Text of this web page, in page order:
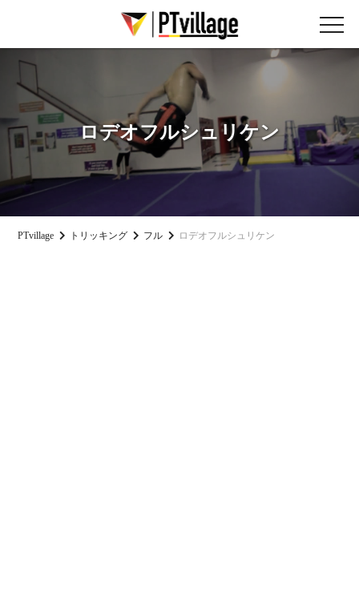
ロデオフルシュリケン
PTvillage トリッキング フル ロデオフルシュリケン